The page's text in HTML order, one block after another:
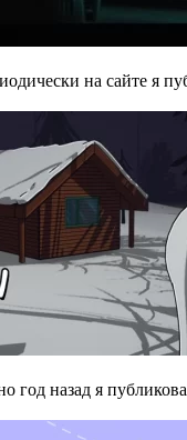
на сайте я
год назад я